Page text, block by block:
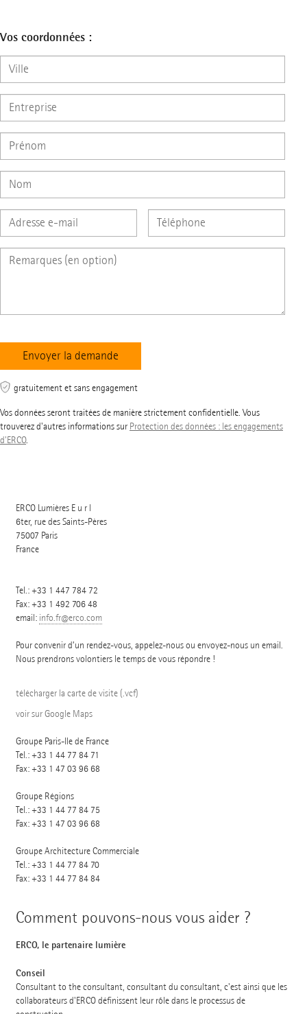
Vos coordonnées :
gratuitement et sans engagement
Vos données seront traitées de manière strictement confidentielle. Vous
trouverez d'autres informations sur Protection des données : les engagements
d'ERCO.
ERCO Lumières E u r l
6ter, rue des Saints-Pères
75007 Paris
France
Tel.:+33 1 447 784 72
Fax: +33 1 492 706 48
email: info.fr@erco.com
Pour convenir d’un rendez-vous, appelez-nous ou envoyez-nous un email.
Nous prendrons volontiers le temps de vous répondre !
télécharger la carte de visite (.vcf)
voir sur Google Maps
Groupe Paris-Ile de France
Tel.:+33 1 44 77 84 71
Fax: +33 1 47 03 96 68
Groupe Régions
Tel.:+33 1 44 77 84 75
Fax: +33 1 47 03 96 68
Groupe Architecture Commerciale
Tel.:+33 1 44 77 84 70
Fax: +33 1 44 77 84 84
Comment pouvons-nous vous aider ?
ERCO, le partenaire lumière
Conseil
Consultant to the consultant, consultant du consultant, c'est ainsi que les
collaborateurs d'ERCO définissent leur rôle dans le processus de